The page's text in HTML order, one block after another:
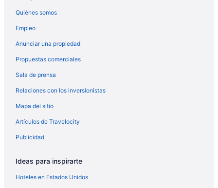
Quiénes somos
Empleo
Anunciar una propiedad
Propuestas comerciales
Sala de prensa
Relaciones con los inversionistas
Mapa del sitio
Artículos de Travelocity
Publicidad
Ideas para inspirarte
Hoteles en Estados Unidos